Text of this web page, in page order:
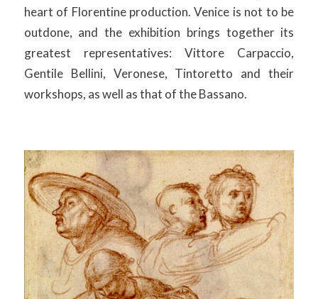
heart of Florentine production. Venice is not to be
outdone, and the exhibition brings together its
greatest representatives: Vittore Carpaccio,
Gentile Bellini, Veronese, Tintoretto and their
workshops, as well as that of the Bassano.